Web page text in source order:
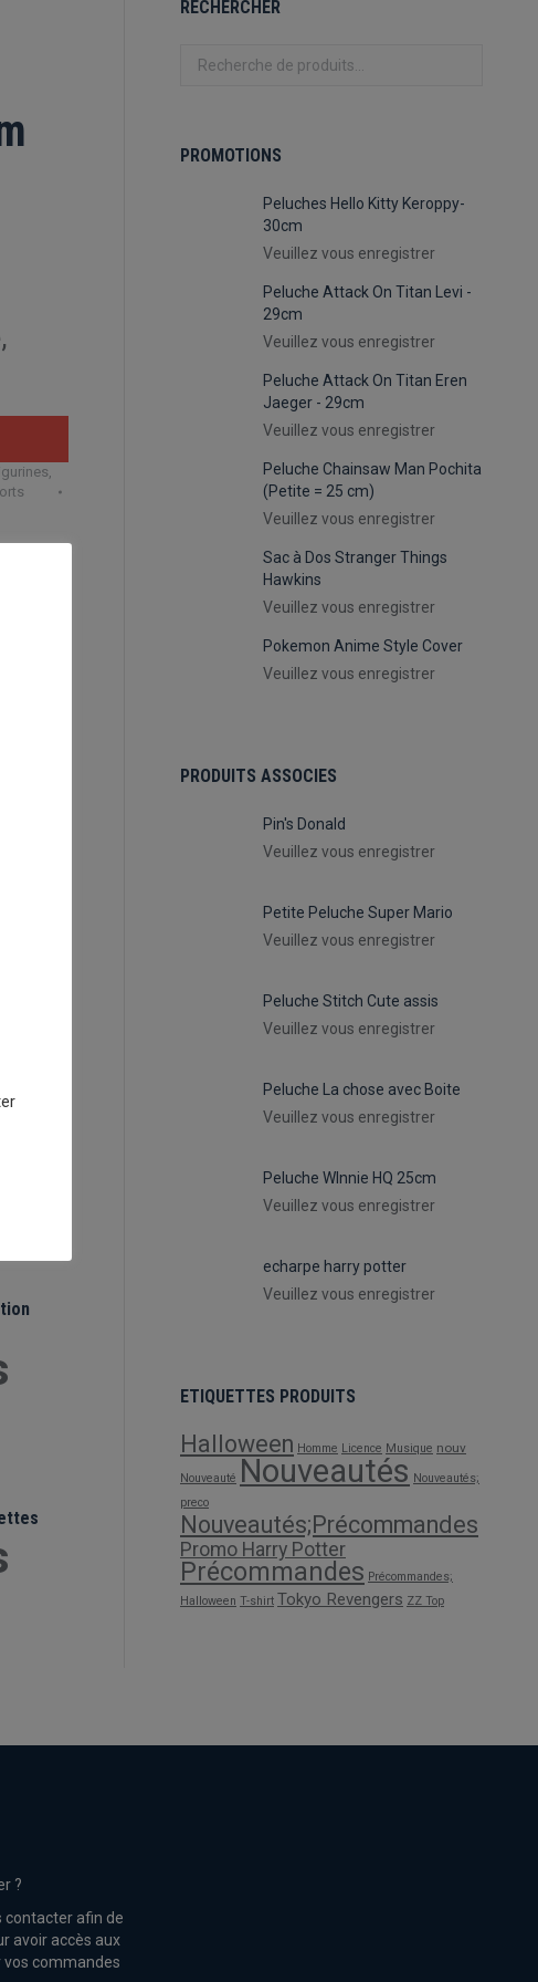
,
RECHERCHER
PROMOTIONS
Peluches Hello Kitty Keroppy-
30cm
Veuillez vous enregistrer
Peluche Attack On Titan Levi -
29cm
Veuillez vous enregistrer
Peluche Attack On Titan Eren
Jaeger - 29cm
Veuillez vous enregistrer
Peluche Chainsaw Man Pochita
(Petite = 25 cm)
Veuillez vous enregistrer
Sac à Dos Stranger Things
Hawkins
Veuillez vous enregistrer
Pokemon Anime Style Cover
Veuillez vous enregistrer
PRODUITS ASSOCIES
Pin's Donald
Veuillez vous enregistrer
Petite Peluche Super Mario
Veuillez vous enregistrer
Peluche Stitch Cute assis
Veuillez vous enregistrer
Peluche La chose avec Boite
Veuillez vous enregistrer
Peluche WInnie HQ 25cm
Veuillez vous enregistrer
echarpe harry potter
Veuillez vous enregistrer
ETIQUETTES PRODUITS
Halloween Homme Licence Musique nouv
Nouveauté Nouveautés Nouveautés;
preco
Nouveautés;Précommandes
Promo Harry Potter
Précommandes Précommandes;
Halloween T-shirt Tokyo Revengers ZZ Top
?
contacter afin de
avoir accès aux
commandes